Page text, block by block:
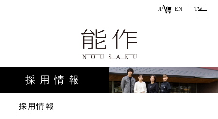
JP EN TW
ー
ワ
ー
ド
オンラ
インシ
能作の歴史
と技
商品情報
採用情報
採用情報